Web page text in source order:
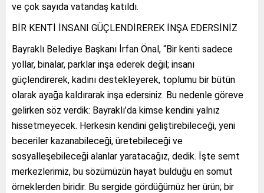
ve çok sayıda vatandaş katıldı.
BİR KENTİ İNSANI GÜÇLENDİREREK İNŞA EDERSİNİZ
Bayraklı Belediye Başkanı İrfan Önal, “Bir kenti sadece
yollar, binalar, parklar inşa ederek değil; insanı
güçlendirerek, kadını destekleyerek, toplumu bir bütün
olarak ayağa kaldırarak inşa edersiniz. Bu nedenle göreve
gelirken söz verdik: Bayraklı’da kimse kendini yalnız
hissetmeyecek. Herkesin kendini geliştirebileceği, yeni
beceriler kazanabileceği, üretebileceği ve
sosyalleşebileceği alanlar yaratacağız, dedik. İşte semt
merkezlerimiz, bu sözümüzün hayat bulduğu en somut
örneklerden biridir. Bu sergide gördüğümüz her ürün; bir